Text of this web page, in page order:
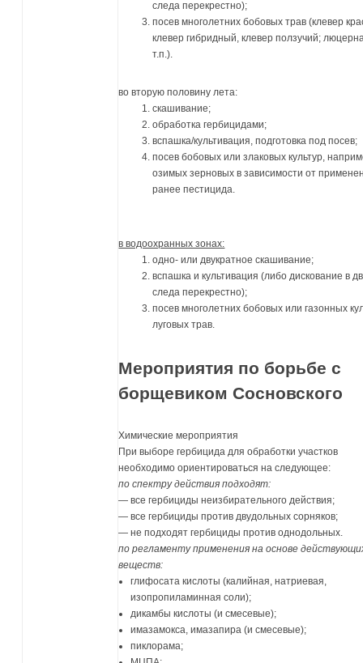
следа перекрестно);
посев многолетних бобовых трав (клевер
клевер гибридный, клевер ползучий;
т.п.).
во вторую половину лета:
скашивание;
обработка гербицидами;
вспашка/культивация, подготовка под посев;
посев бобовых или злаковых культур,
озимых зерновых в зависимости от
ранее пестицида.
в водоохранных зонах:
одно- или двукратное скашивание;
вспашка и культивация (либо дискование в
следа перекрестно);
посев многолетних бобовых или газонных
луговых трав.
Мероприятия по борьбе с
борщевиком Сосновского
Химические мероприятия
При выборе гербицида для обработки участков
необходимо ориентироваться на следующее:
по спектру действия подходят:
— все гербициды неизбирательного действия;
— все гербициды против двудольных сорняков;
— не подходят гербициды против однодольных.
по регламенту применения на основе
веществ:
глифосата кислоты (калийная, натриевая,
изопропиламинная соли);
дикамбы кислоты (и смесевые);
имазамокса, имазапира (и смесевые);
пиклорама;